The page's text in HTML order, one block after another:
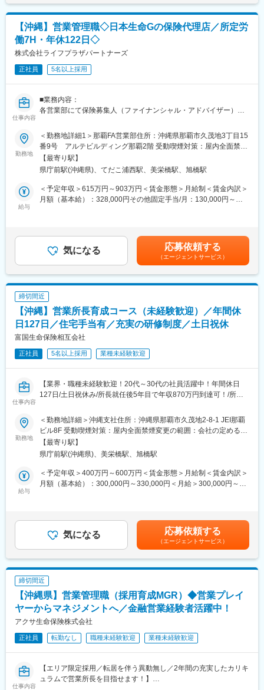
賞与の総支給月数は、およそ7.2～8.5か月となります。
■働き方
在宅勤務からのリモート会議（担当代理店次第）やフレックス制
度、直行直帰も可です。転居の有無にかかわらず、3～5年に一度
転勤の可能性がございます。
チャレンジできる制度が整っています。実際に代理店営業から広
報や商品開発、ITシステム、契約サービス部門など幅広い部門へ
変更の範囲：会社の定める業務（会社が出向を指示した場合は出
向先の定める業務となります）
■変更の範囲：原則、レンタカー本部における業務全般。※トラッ
クレンタル本部、オートトレーディング本部における業務全般に
従事する可能性あり。
◆具体的には・・・
＜店舗運営＞
・保有車両の稼働管理 /他店舗との連携
・店舗で勤務するスタッフのマネジメント
・キャンペーン施策の企画・設計
＜法人営業＞
・既存顧客（損害保険会社、旅行代理店、自動車ディーラー）へ
のご提案
・リース営業部門との情報交換、営業同行
◆1日の勤務スケジュール
7:45 オープン作業
8:00 カウンター業務・電話応対
11:30 事務作業
12:30 ランチ
13:30 カウンター業務・電話応対
16:00 財務処理
17:00 退社
現在活躍している社員の中にはクルマの知識が全くなかった方も
多くいます。語学力を活かした接客や観光を通じた地域貢献、前
職の経験を活かした営業活動等、様々な背景を持つ社員が活躍し
ています。当社のレンタカービジネスを通じて前職でのご経験、
リーダーシップを発揮してみませんか？
変更の範囲：本文参照
【沖縄】営業管理職◇日本生命Gの保険代理店／所定労
働7H・年休122日◇
株式会社ライフプラザパートナーズ
正社員 5名以上採用
仕事内容
■業務内容：
各営業部にて保険募集人（ファイナンシャル・アドバイザー）の
す。
■業務詳細：
・保険募集人の採用（計画に基づく採用実務）
・売上予算達成および生産性の向上による収益の拡大
・保険募集人、クラークの教育・管理・指導（労務管理、募集管
理、業務支援）
（このような方に向いています！）
・自ら考え実行する方
■勤務地：
※配属先についてはお住まいとご希望を考慮して決定いたします。
全国転勤がございます。
札幌、旭川、青森、盛岡、仙台、山形、新潟、富山、金沢、福
横浜、松本、甲府、沼津、静岡、浜松、岐阜、名古屋、京都、奈
賀、佐世保、長崎、大分、熊本、鹿児島、宮崎、那覇
当社のＦＡ（保険募集人）は事業所得で800万円という採用基準
を設けられており、優秀な人材を常に確保しております。
その人材は営業管理職である営業部長・営業課長が営業拠点でリ
ファラルメインで採用活動を行っています。
入で実感できる仕事です。
採用活動はご自身の人脈から行っていくことは勿論、ＦＡから紹
営業活動は部下であるＦＡが行いますので、営業部長・営業課長
はマネジメント業務に専念することになります。
勿論ご自身で保険の営業活動を行っていくことは可能です。その
ることが可能です。
変更の範囲：本社での他部門における内勤職（内務事務）業務全
般 ※本人の希望や会社の情勢による
勤務地
＜勤務地詳細1＞那覇FA営業部住所：沖縄県那覇市久茂地3丁目15
番9号 アルテビルディング那覇2階 受動喫煙対策：屋内全面禁煙
＜勤務地詳細2＞コザFA営業部住所：沖縄県沖縄市中央1-1-10 琉
球銀行コザ支店共同ビル5階受動喫煙対策：屋内全面禁煙変更の範
【最寄り駅】
県庁前駅(沖縄県)、てだこ浦西駅、美栄橋駅、旭橋駅
給与
＜予定年収＞615万円～903万円＜賃金形態＞月給制＜賃金内訳＞
月額（基本給）：328,000円その他固定手当/月：130,000円～
害保険の販売手数料の50％を支給※選考を通じて、ご経歴により
営業課長からのスタートをご提案する場合がございます。■昇給：
年1回■賞与：年2回（会社・本人の業績により異なる）賃金はあ
くまでも目安の金額であり、選考を通じて上下する可能性があり
ます。月給(月額)は固定手当を含めた表記です。
気になる 応募依頼する
（エージェントサービス）
締切間近
【沖縄】営業所長育成コース（未経験歓迎）／年間休
日127日／住宅手当有／充実の研修制度／土日祝休
富国生命保険相互会社
正社員 5名以上採用 業種未経験歓迎
仕事内容
【業界・職種未経験歓迎！20代～30代の社員活躍中！年間休日
127日/土日祝休み/所長就任後5年目で年収870万円到達可！/所定
■募集背景：
今後も全国461拠点におけるお客さまとのつながりを維持強化す
るため、多角的な視点から顧客支援ができる人材の育成を推進す
るための募集です。
■職務概要：
ております。
営業所長昇格後は全国461の各営業所で、マネジメント全般を担
当。数十名のお客さまアドバイザーのリーダーとして、業務のサ
■職務詳細：
・保険商品の提案を行うお客さまアドバイザーの採用・人事・育
成
・予算管理
・営業所の実績向上を目的とした、キャンペーンやイベントの企
■入社後の流れ：
・基礎研修／通算3ヵ月（千葉ニュータウン研修センターにて）
勤務地
＜勤務地詳細＞沖縄支社住所：沖縄県那覇市久茂地2-8-1 JEI那覇
ビル8F 受動喫煙対策：屋内全面禁煙変更の範囲：会社の定める事
業所
【最寄り駅】
県庁前駅(沖縄県)、美栄橋駅、旭橋駅
給与
＜予定年収＞400万円～600万円＜賃金形態＞月給制＜賃金内訳＞
月額（基本給）：300,000円～330,000円＜月給＞300,000円～
万円■40万7000円／32歳、既婚、子1人、首都圏在住└月給33万
円+住宅手当4万円+家族手当3万7000円賃金はあくまでも目安の金
額であり、選考を通じて上下する可能性があります。月給(月額)は
固定手当を含めた表記です。
気になる 応募依頼する
（エージェントサービス）
締切間近
【沖縄県】営業管理職（採用育成MGR）◆営業プレイ
ヤーからマネジメントへ／金融営業経験者活躍中！
アクサ生命保険株式会社
正社員 転勤なし 職種未経験歓迎 業種未経験歓迎
仕事内容
【エリア限定採用／転居を伴う異動無し／2年間の充実したカリキ
ュラムで営業所長を目指せます！】